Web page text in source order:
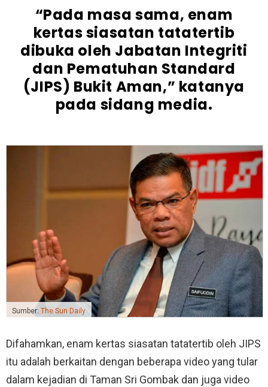
“Pada masa sama, enam
kertas siasatan tatatertib
dibuka oleh Jabatan Integriti
dan Pematuhan Standard
(JIPS) Bukit Aman,” katanya
pada sidang media.
Sumber: The Sun Daily
Difahamkan, enam kertas siasatan tatatertib oleh JIPS
itu adalah berkaitan dengan beberapa video yang tular
dalam kejadian di Taman Sri Gombak dan juga video